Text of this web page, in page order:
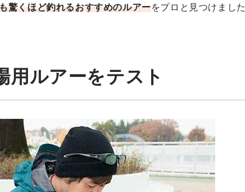
驚くほど釣れるおすすめのルアーをプロと見つけました
用ルアーをテスト